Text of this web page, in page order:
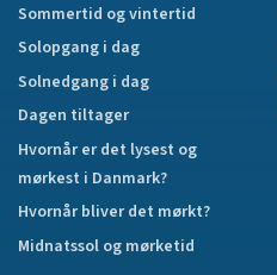
Sommertid og vintertid
Solopgang i dag
Solnedgang i dag
Dagen tiltager
Hvornår er det lysest og
mørkest i Danmark?
Hvornår bliver det mørkt?
Midnatssol og mørketid